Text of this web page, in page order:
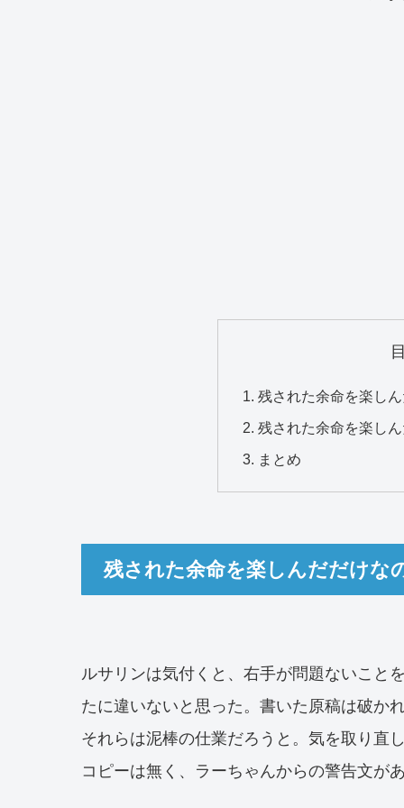
残された余命を楽し
残された余命を楽し
まとめ
残された余命を楽しんだだけな
ルサリンは気付くと、右手が問題ないこと
たに違いないと思った。書いた原稿は破か
それらは泥棒の仕業だろうと。気を取り直
コピーは無く、ラーちゃんからの警告文があ